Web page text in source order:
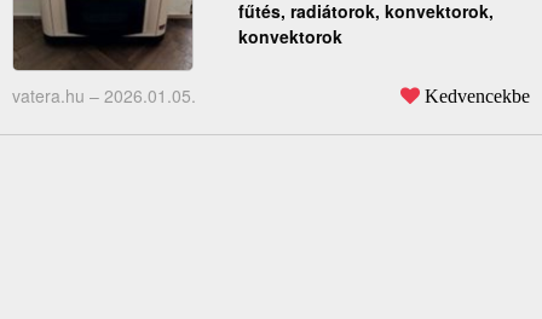
fűtés, radiátorok, konvektorok,
konvektorok
vatera.hu – 2026.01.05. Kedvencekbe